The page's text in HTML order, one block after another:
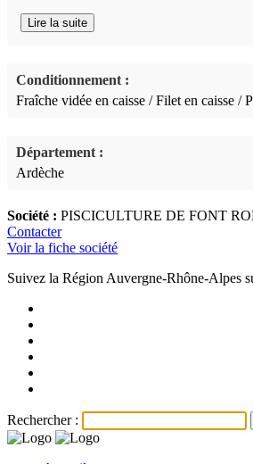
Lire la suite
Conditionnement :
Fraîche vidée en caisse / Filet en caisse /
Département :
Ardèche
Société : PISCICULTURE DE FONT
Contacter
Voir la fiche société
Suivez la Région Auvergne-Rhône-Alpes
Rechercher :